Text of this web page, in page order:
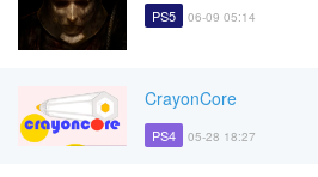
PS5 06-09 05:14
CrayonCore
PS4 05-28 18:27